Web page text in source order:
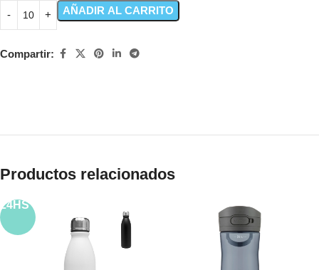
AÑADIR AL CARRITO
Compartir:
Productos relacionados
24HS